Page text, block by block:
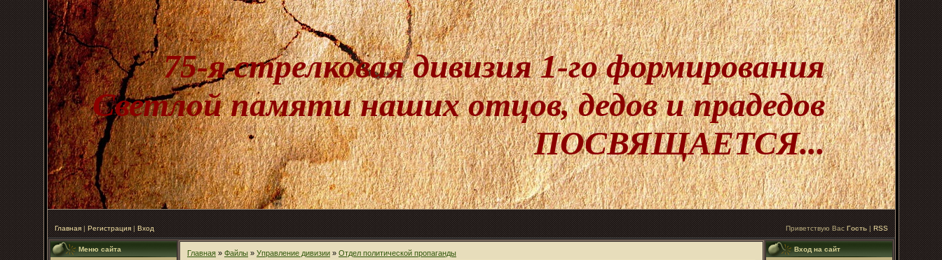
75-я стрелковая дивизия 1-го формирования
Светлой памяти наших отцов, дедов и прадедов
ПОСВЯЩАЕТСЯ...
Главная|Регистрация|Вход Приветствую Вас Гость| RSS
Меню сайта Главная » Файлы » Управление дивизии » Отдел политической пропаганды Вход на сайт